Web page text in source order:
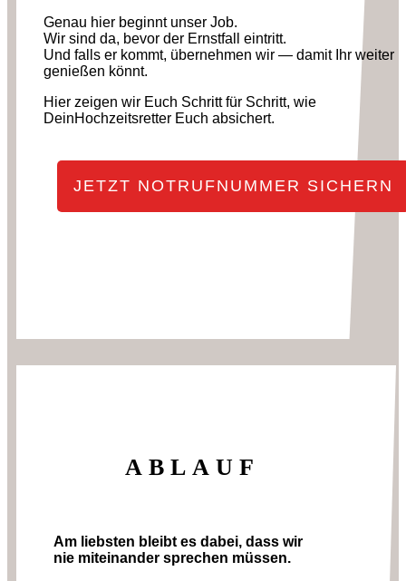
Genau hier beginnt unser Job.
Wir sind da, bevor der Ernstfall eintritt.
Und falls er kommt, übernehmen wir — damit Ihr weiter
genießen könnt.
Hier zeigen wir Euch Schritt für Schritt, wie
DeinHochzeitsretter Euch absichert.
JETZT NOTRUFNUMMER SICHERN
ABLAUF
Am liebsten bleibt es dabei, dass wir
nie miteinander sprechen müssen.